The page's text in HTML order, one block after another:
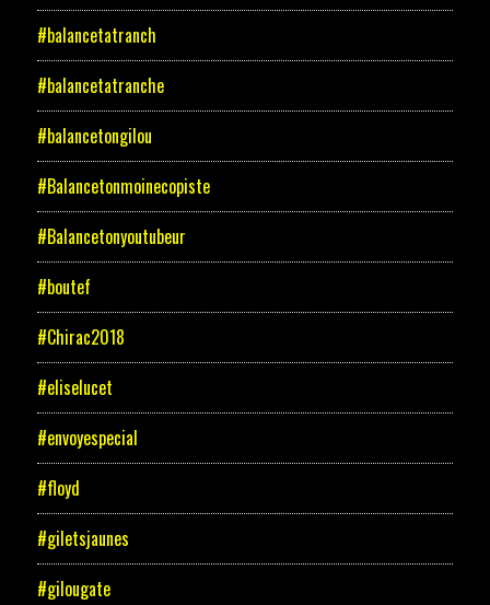
#balancetatranch
#balancetatranche
#balancetongilou
#Balancetonmoinecopiste
#Balancetonyoutubeur
#boutef
#Chirac2018
#eliselucet
#envoyespecial
#floyd
#giletsjaunes
#gilougate